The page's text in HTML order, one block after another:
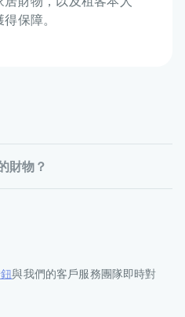
保障。
財物？
與我們的客戶服務團隊即時對